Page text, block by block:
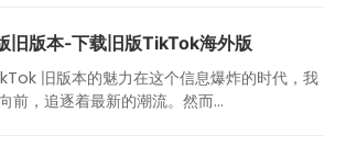
旧版本-下载旧版TikTok海外版
旧版本的魅力在这个信息爆炸的时代，我
前，追逐着最新的潮流。然而...